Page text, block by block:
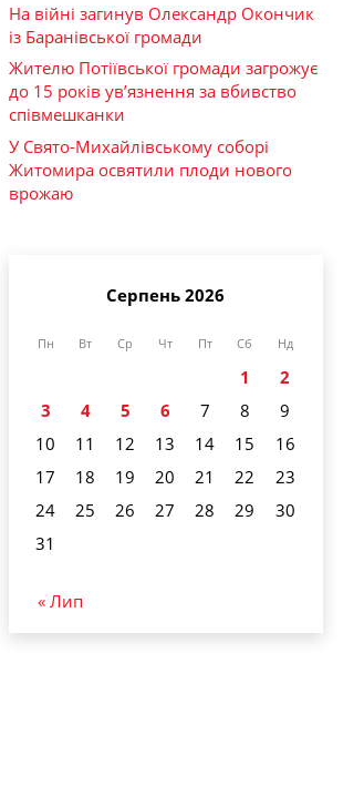
На війні загинув Олександр Окончик
із Баранівської громади
Жителю Потіївської громади загрожує
до 15 років ув’язнення за вбивство
співмешканки
У Свято-Михайлівському соборі
Житомира освятили плоди нового
врожаю
Серпень 2026
Пн Вт Ср Чт Пт Сб Нд
1
2
3
4 5 6 7 8
9
10
11 12 13 14 15
16
17
18 19 20 21 22
23
24
25 26 27 28 29
30
31
« Лип